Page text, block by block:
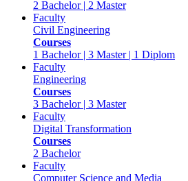
2 Bachelor | 2 Master
Faculty
Civil Engineering
Courses
1 Bachelor | 3 Master | 1 Diplom
Faculty
Engineering
Courses
3 Bachelor | 3 Master
Faculty
Digital Transformation
Courses
2 Bachelor
Faculty
Computer Science and Media